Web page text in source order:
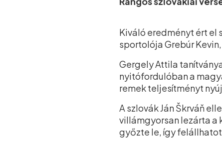
Kiváló eredményt ért el
sportolója Grebúr
Gergely Attila
nyitófordulóban a
remek teljesítményt
A szlovák Ján Škrváň
villámgyorsan lezárta a
győzte le, így